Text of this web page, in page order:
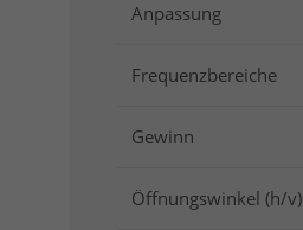
Anpassung
Frequenzbereiche
Gewinn
Öffnungswinkel (h/v)